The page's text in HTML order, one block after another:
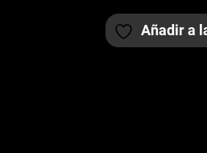
Añadir a